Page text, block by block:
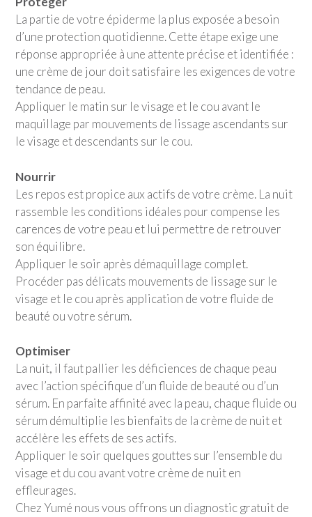
La partie de votre épiderme la plus exposée a besoin
d’une protection quotidienne. Cette étape exige une
réponse appropriée à une attente précise et identifiée :
une crème de jour doit satisfaire les exigences de votre
tendance de peau.
Appliquer le matin sur le visage et le cou avant le
maquillage par mouvements de lissage ascendants sur
le visage et descendants sur le cou.
Nourrir
Les repos est propice aux actifs de votre crème. La nuit
rassemble les conditions idéales pour compense les
carences de votre peau et lui permettre de retrouver
son équilibre.
Appliquer le soir après démaquillage complet.
Procéder pas délicats mouvements de lissage sur le
visage et le cou après application de votre fluide de
beauté ou votre sérum.
Optimiser
La nuit, il faut pallier les déficiences de chaque peau
avec l’action spécifique d’un fluide de beauté ou d’un
sérum. En parfaite affinité avec la peau, chaque fluide ou
sérum démultiplie les bienfaits de la crème de nuit et
accélère les effets de ses actifs.
Appliquer le soir quelques gouttes sur l’ensemble du
visage et du cou avant votre crème de nuit en
effleurages.
Chez Yumé nous vous offrons un diagnostic gratuit de